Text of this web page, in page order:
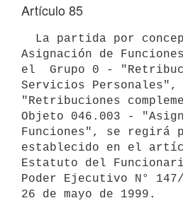
Artículo 85
Asignación de
el  Grupo 0 -
Servicios Personales",
"Retribuciones
Objeto 046.003 -
Funciones", se regirá
establecido en el
Estatuto del
Poder Ejecutivo N°